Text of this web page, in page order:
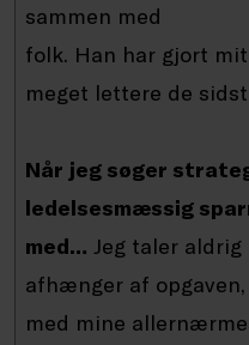
sammen med
folk. Han har gjort
meget lettere de
Når jeg søger
ledelsesmæssig
med… Jeg taler
afhænger af
med mine